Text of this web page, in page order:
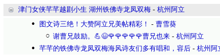
津门女侠芊芊越剧小生 湖州铁佛寺龙凤双梅 - 杭州阿立
图文诗三绝！大赞阿立兄美帖精彩！
- 曹雪葵
谢曹兄鼓励。💪😃🌹🌹🌹🌹🌹曹兄也来 - 杭州阿立
芊芊的铁佛寺龙凤双梅海风诗友们多有唱和，容后 - 杭州阿